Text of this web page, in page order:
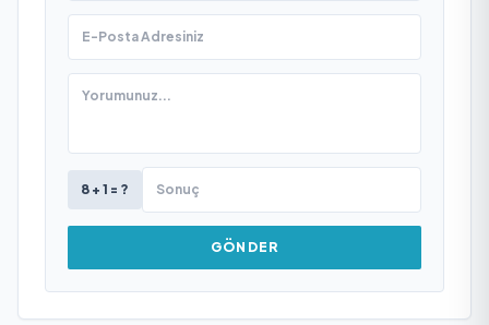
8 + 1 = ?
GÖNDER